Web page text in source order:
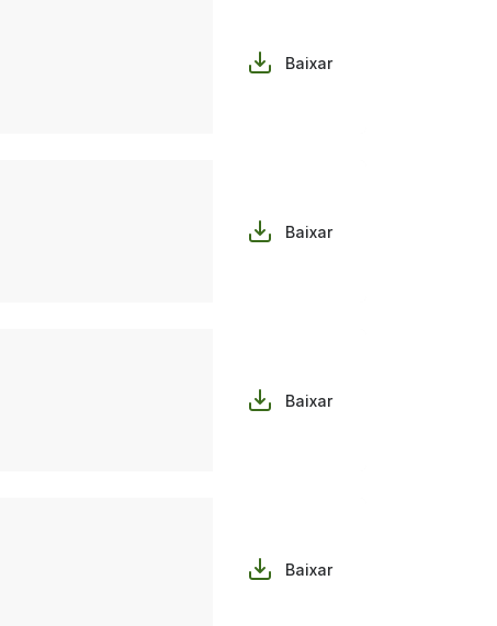
Baixar
Baixar
Baixar
Baixar